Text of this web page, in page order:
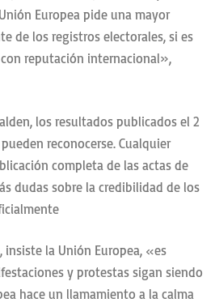
Europea pide una mayor
de los registros electorales, si es
reputación internacional»,
los resultados publicados el 2
reconocerse. Cualquier
completa de las actas de
dudas sobre la credibilidad de los
la Unión Europea, «es
y protestas sigan siendo
hace un llamamiento a la calma